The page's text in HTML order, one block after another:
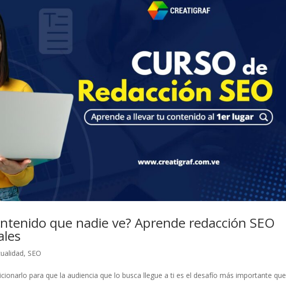
que nadie ve? Aprende redacción SEO
, SEO
para que la audiencia que lo busca llegue a ti es el desafío más importante que